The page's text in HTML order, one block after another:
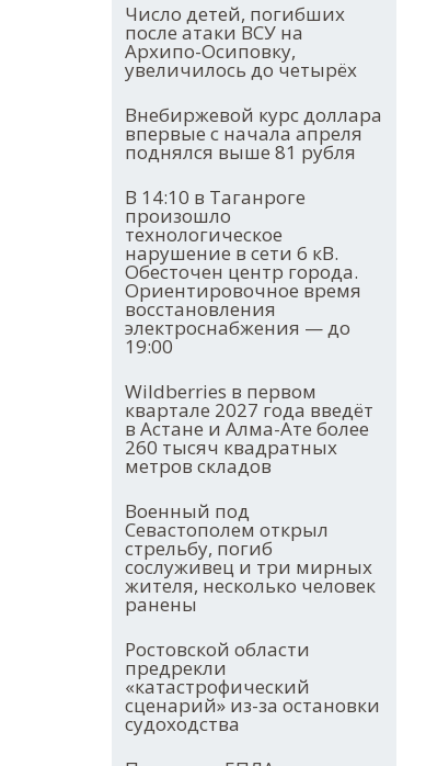
Число детей, погибших
после атаки ВСУ на
Архипо-Осиповку,
увеличилось до четырёх
Внебиржевой курс доллара
впервые с начала апреля
поднялся выше 81 рубля
В 14:10 в Таганроге
произошло
технологическое
нарушение в сети 6 кВ.
Обесточен центр города.
Ориентировочное время
восстановления
электроснабжения — до
19:00
Wildberries в первом
квартале 2027 года введёт
в Астане и Алма-Ате более
260 тысяч квадратных
метров складов
Военный под
Севастополем открыл
стрельбу, погиб
сослуживец и три мирных
жителя, несколько человек
ранены
Ростовской области
предрекли
«катастрофический
сценарий» из-за остановки
судоходства